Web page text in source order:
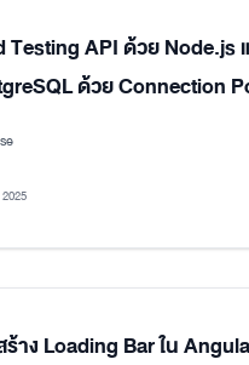
Testing API ด้วย Node.js
ด้วย Connection
าง Loading Bar ใน